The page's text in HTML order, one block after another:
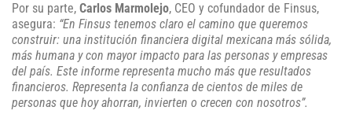
Por su parte, Carlos Marmolejo, CEO y cofundador de Finsus,
asegura: “En Finsus tenemos claro el camino que queremos
construir: una institución financiera digital mexicana más sólida,
más humana y con mayor impacto para las personas y empresas
del país. Este informe representa mucho más que resultados
financieros. Representa la confianza de cientos de miles de
personas que hoy ahorran, invierten o crecen con nosotros”.